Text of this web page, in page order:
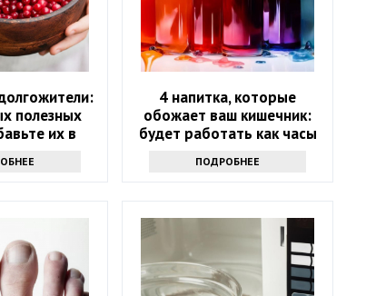
полезных
их в
4 напитка, которые
обожает ваш кишечник:
будет работать как часы
ПОДРОБНЕЕ